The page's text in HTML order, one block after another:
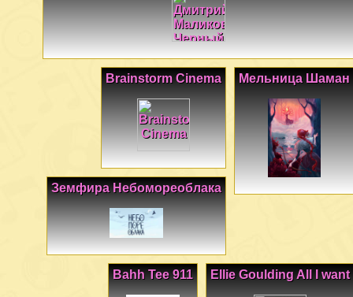
Мельница Шаман
Brainstorm Cinema
Земфира Небомореоблака
Ellie Goulding All I want
Bahh Tee 911